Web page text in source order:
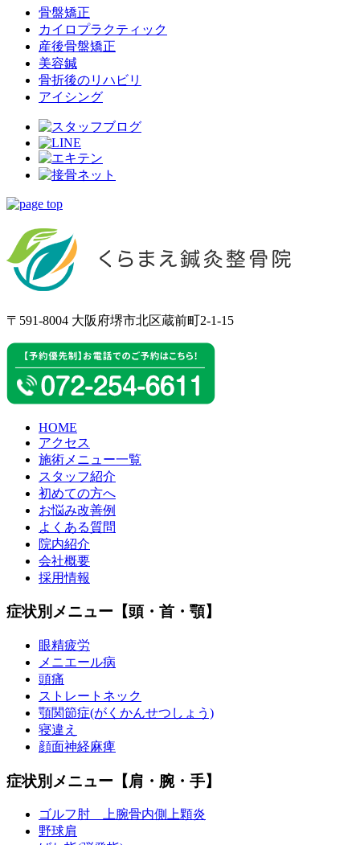
骨盤矯正
カイロプラクティック
産後骨盤矯正
美容鍼
骨折後のリハビリ
アイシング
〒591-8004 大阪府堺市北区蔵前町2-1-15
HOME
アクセス
施術メニュー一覧
スタッフ紹介
初めての方へ
お悩み改善例
よくある質問
院内紹介
会社概要
採用情報
症状別メニュー【頭・首・顎】
眼精疲労
メニエール病
頭痛
ストレートネック
顎関節症(がくかんせつしょう)
寝違え
顔面神経麻痺
症状別メニュー【肩・腕・手】
ゴルフ肘 上腕骨内側上顆炎
野球肩